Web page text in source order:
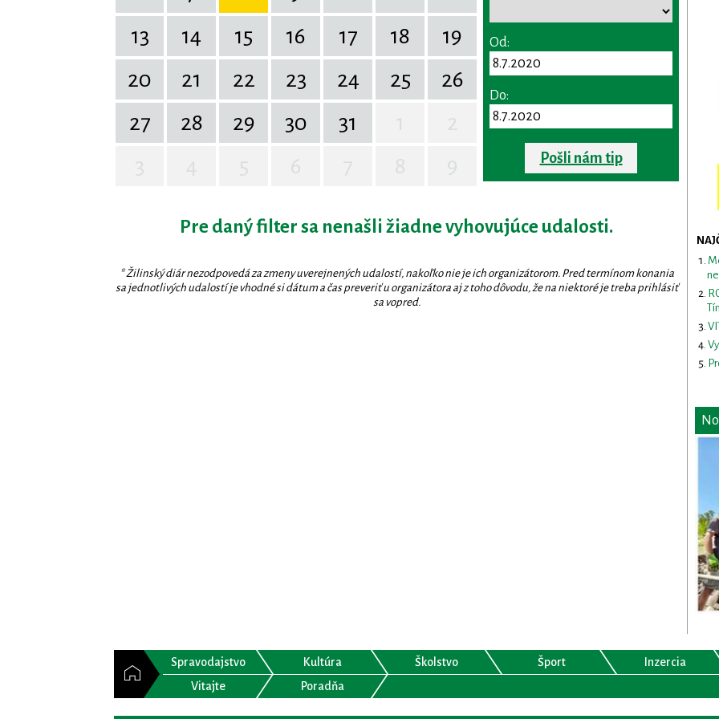
13
14 15 16 17 18
19
20
21 22 23 24 25
26
27
28 29 30 31
Od:
Do:
Pošli nám tip
Pre daný filter sa nenašli žiadne vyhovujúce udalosti.
* Žilinský diár nezodpovedá za zmeny uverejnených udalostí, nakoľko nie je ich organizátorom. Pred termínom konania
sa jednotlivých udalostí je vhodné si dátum a čas preveriť u organizátora aj z toho dôvodu, že na niektoré je treba prihlásiť
sa vopred.
Spravodajstvo Kultúra Školstvo Šport
Inzercia
Vitajte
Poradňa